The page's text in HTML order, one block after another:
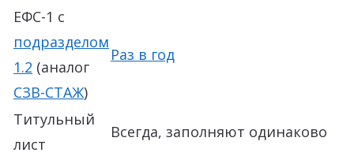
ЕФС-1 с
подразделом
1.2 (аналог
СЗВ-СТАЖ)
Раз в год
Титульный
лист
Всегда, заполняют одинаково